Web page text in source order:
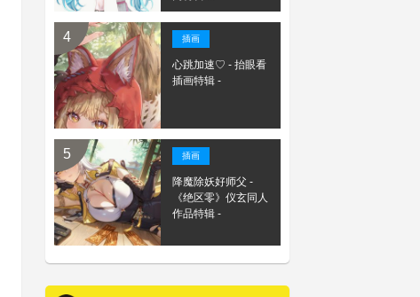
插画
心跳加速♡ - 抬眼看
插画特辑 -
插画
降魔除妖好师父 -
《绝区零》仪玄同人
作品特辑 -